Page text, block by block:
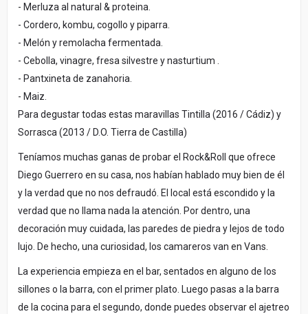
- Merluza al natural & proteina.
- Cordero, kombu, cogollo y piparra.
- Melón y remolacha fermentada.
- Cebolla, vinagre, fresa silvestre y nasturtium .
- Pantxineta de zanahoria.
- Maiz.
Para degustar todas estas maravillas Tintilla (2016 / Cádiz) y
Sorrasca (2013 / D.O. Tierra de Castilla)
Teníamos muchas ganas de probar el Rock&Roll que ofrece
Diego Guerrero en su casa, nos habían hablado muy bien de él
y la verdad que no nos defraudó. El local está escondido y la
verdad que no llama nada la atención. Por dentro, una
decoración muy cuidada, las paredes de piedra y lejos de todo
lujo. De hecho, una curiosidad, los camareros van en Vans.
La experiencia empieza en el bar, sentados en alguno de los
sillones o la barra, con el primer plato. Luego pasas a la barra
de la cocina para el segundo, donde puedes observar el ajetreo